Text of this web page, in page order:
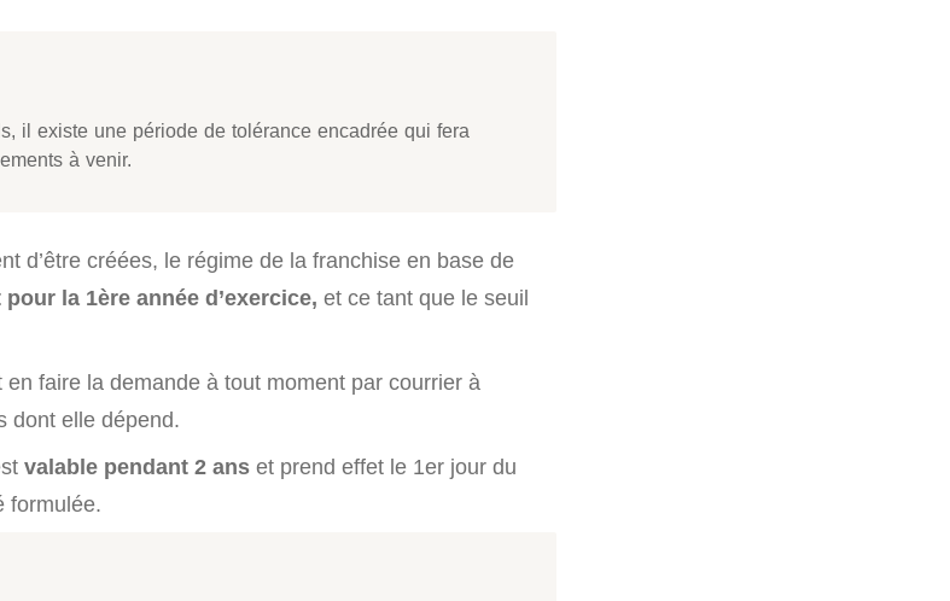
il existe une période de tolérance encadrée qui fera
à venir.
d’être créées, le régime de la franchise en base de
la 1ère année d’exercice, et ce tant que le seuil
faire la demande à tout moment par courrier à
dont elle dépend.
valable pendant 2 ans et prend effet le 1er jour du
formulée.